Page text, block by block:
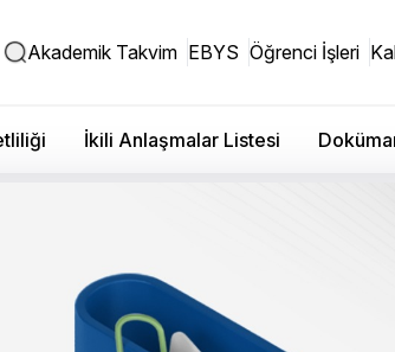
Akademik Takvim EBYS Öğrenci İşleri
İkili Anlaşmalar Listesi